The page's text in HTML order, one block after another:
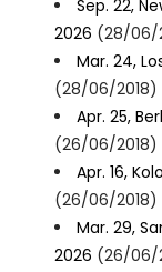
Sep. 22,
2026 (28/06/
Mar. 24,
(28/06/2018)
Apr. 25,
(26/06/2018)
Apr. 16,
(26/06/2018)
Mar. 29,
2026 (26/06/